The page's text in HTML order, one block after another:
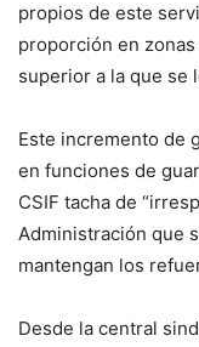
propios de este
proporción en
superior a la que se
Este incremento de
en funciones de
CSIF tacha de
Administración que
mantengan los
Desde la central